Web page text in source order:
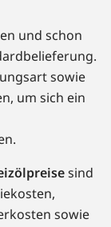
und schon
sowie
um sich ein
sind
sowie